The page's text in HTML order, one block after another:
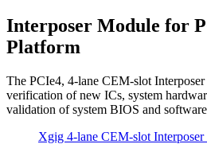
Interposer Module for
Platform
The PCIe4, 4-lane CEM-slot Interposer
verification of new ICs, system
validation of system BIOS and
Xgig 4-lane CEM-slot